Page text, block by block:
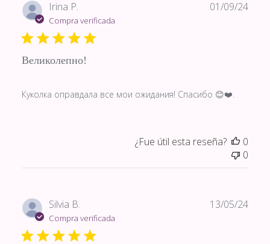
Irina P.
Compra verificada
Великолепно!
Куколка оправдала все мои ожидания! Спасибо 😊❤️.
01/09/24
¿Fue útil esta reseña?
0
0
Silvia B.
Compra verificada
13/05/24